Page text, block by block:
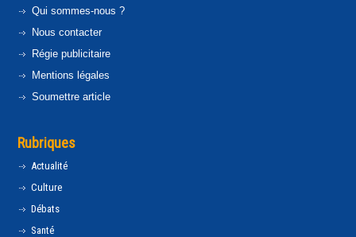
Qui sommes-nous ?
Nous contacter
Régie publicitaire
Mentions légales
Soumettre article
Rubriques
Actualité
Culture
Débats
Santé